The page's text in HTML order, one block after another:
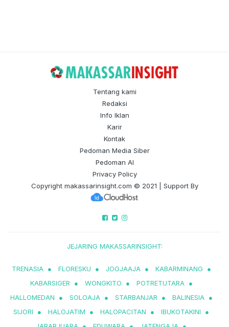
Tentang kami
Redaksi
Info Iklan
Karir
Kontak
Pedoman Media Siber
Pedoman AI
Privacy Policy
Copyright makassarinsight.com © 2021 | Support By
JEJARING MAKASSARINSIGHT:
TRENASIA ● FLORESKU ● JOGJAAJA ● KABARMINANG
●
KABARSIGER
● WONGKITO ● POTRETUTARA ●
HALLOMEDAN
● SOLOAJA ● STARBANJAR ● BALINESIA ●
SIJORI
● HALOJATIM ● HALOPACITAN ● IBUKOTAKINI
●